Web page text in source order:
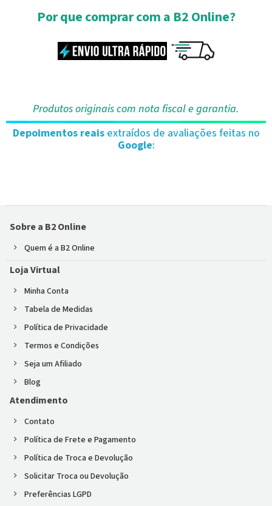
Por que comprar com a B2 Online?
Produtos originais com nota fiscal e garantia.
Depoimentos reaisextraídos de avaliações feitas no
Google:
Sobre a B2 Online
Quem é a B2 Online
Loja Virtual
Minha Conta
Tabela de Medidas
Política de Privacidade
Termos e Condições
Seja um Afiliado
Blog
Atendimento
Contato
Política de Frete e Pagamento
Política de Troca e Devolução
Solicitar Troca ou Devolução
Preferências LGPD